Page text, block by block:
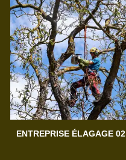
ENTREPRISE ÉLAGAGE 02